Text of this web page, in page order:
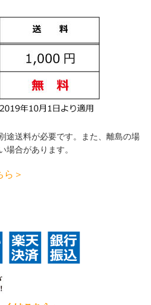
途送料が必要です。
また、離島の場
場合があります。
ら＞